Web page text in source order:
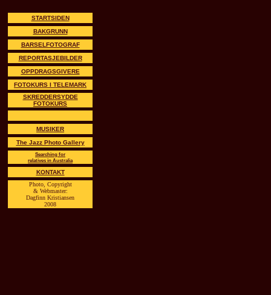
STARTSIDEN
BAKGRUNN
BARSELFOTOGRAF
REPORTASJEBILDER
OPPDRAGSGIVERE
FOTOKURS I TELEMARK
SKREDDERSYDDE
FOTOKURS
MUSIKER
The Jazz Photo Gallery
Searching for
relatives in Australia
KONTAKT
Photo, Copyright
& Webmaster:
Dagfinn Kristiansen
2008